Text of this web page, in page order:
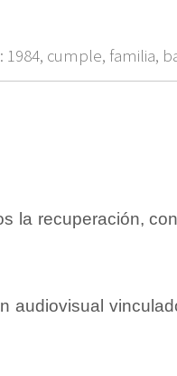
la recuperación,
audiovisual